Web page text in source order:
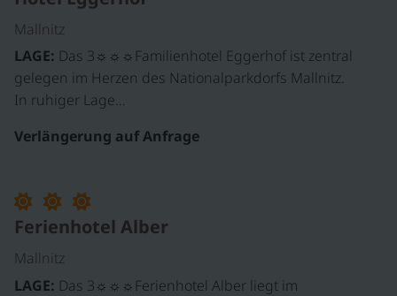
Mallnitz
LAGE: Das 3☼☼☼Familienhotel Eggerhof ist zentral
gelegen im Herzen des Nationalparkdorfs Mallnitz.
In ruhiger Lage…
Verlängerung auf Anfrage
Ferienhotel Alber
Mallnitz
LAGE: Das 3☼☼☼Ferienhotel Alber liegt im